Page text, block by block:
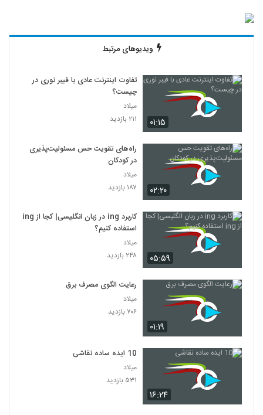
ویدیوهای مرتبط
۰۱:۱۵
تفاوت اینترنت عادی با فیبر نوری در
چیست؟
میلاد
۲۱۱ بازدید
۰۲:۲۰
راه‌های تقویت حس مسئولیت‌پذیری
در کودکان
میلاد
۱۸۷ بازدید
۰۵:۵۹
کاربرد ing در زبان انگلیسی| کجا از ing
استفاده کنیم؟
میلاد
۲۴۸ بازدید
۰۱:۱۹
رعایت الگوی مصرف برق
میلاد
۷۰۶ بازدید
۱۶:۲۴
10 ایده ساده نقاشی
میلاد
۵۳۱ بازدید